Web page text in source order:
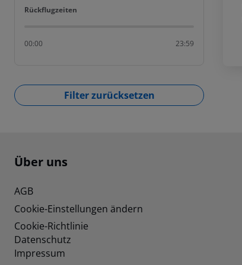
Rückflugzeiten
Rückflugzeiten
00:00 23:59
Filter zurücksetzen
Footer navigation
Über uns
AGB
Cookie-Einstellungen ändern
Cookie-Richtlinie
Datenschutz
Impressum